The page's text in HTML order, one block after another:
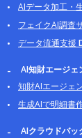
AIデータ加工・
フェイクAI調査
データ流通支援
AI知財エージェ
知財AIエージェ
生成AIで明細書
AIクラウドバッ